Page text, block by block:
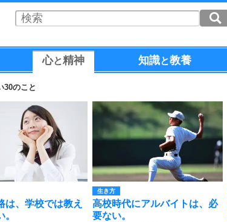
心と精神 知識と教養
30のこと
は、学校では教え
生き方
高校時代にアルバイトは、必
要ない。